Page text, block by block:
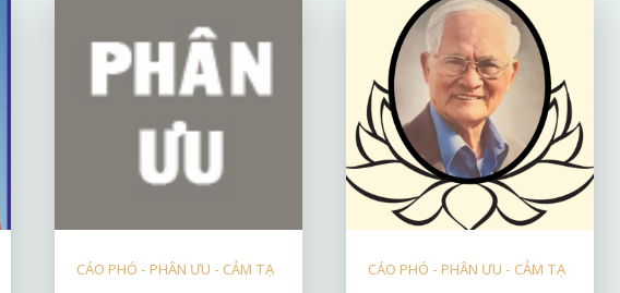
CÁO PHÓ - PHÂN ƯU - CẢM TẠ CÁO PHÓ - PHÂN ƯU - CẢM TẠ